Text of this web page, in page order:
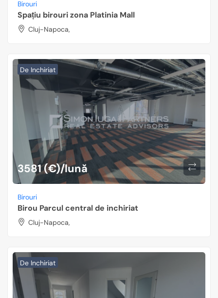
Birouri
Spațiu birouri zona Platinia Mall
Cluj-Napoca,
De Inchiriat
3581 (€)/lună
Birouri
Birou Parcul central de inchiriat
Cluj-Napoca,
De Inchiriat